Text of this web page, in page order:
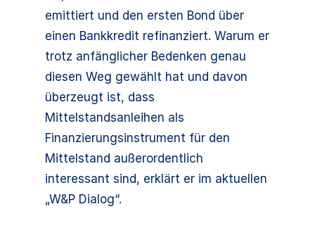
emittiert und den ersten Bond über
einen Bankkredit refinanziert. Warum er
trotz anfänglicher Bedenken genau
diesen Weg gewählt hat und davon
überzeugt ist, dass
Mittelstandsanleihen als
Finanzierungsinstrument für den
Mittelstand außerordentlich
interessant sind, erklärt er im aktuellen
„W&P Dialog“.